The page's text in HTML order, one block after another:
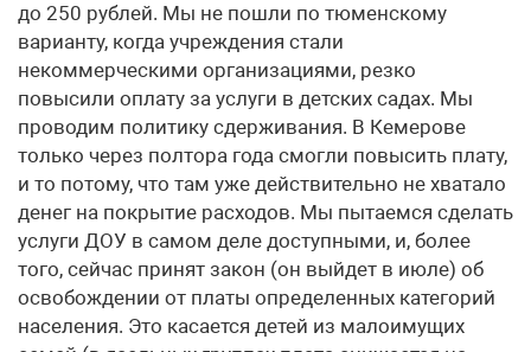
до 250 рублей. Мы не пошли по тюменскому
варианту, когда учреждения стали
некоммерческими организациями, резко
повысили оплату за услуги в детских садах. Мы
проводим политику сдерживания. В Кемерове
только через полтора года смогли повысить плату,
и то потому, что там уже действительно не хватало
денег на покрытие расходов. Мы пытаемся сделать
услуги ДОУ в самом деле доступными, и, более
того, сейчас принят закон (он выйдет в июле) об
освобождении от платы определенных категорий
населения. Это касается детей из малоимущих